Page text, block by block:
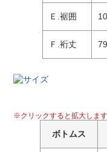
Ｅ.裾囲
Ｆ.裄丈
※クリックすると拡大します
ボトムス